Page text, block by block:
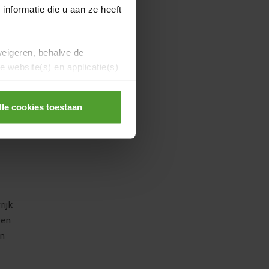
die u aan ze heeft
behalve de
website(s) en applicatie(s)
cookies toestaan